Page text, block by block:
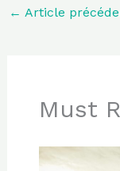
← Article
Must